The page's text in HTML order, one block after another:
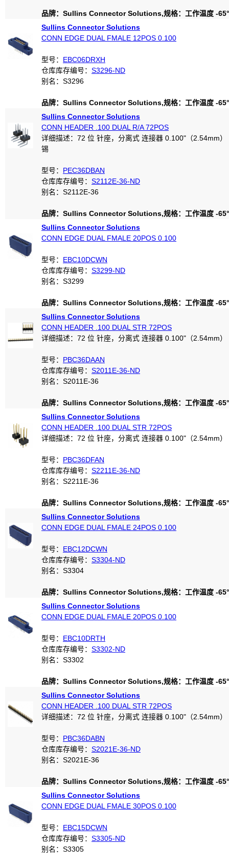
品牌：Sullins Connector Solutions,规格：工作温度 -
Sullins Connector Solutions
CONN EDGE DUAL FMALE 12POS 0.100
型号： EBC06DRXH
仓库库存编号： S3296-ND
别名：S3296
品牌：Sullins Connector Solutions,规格：工作温度 -
Sullins Connector Solutions
CONN HEADER .100 DUAL R/A 72POS
详细描述：72 位 针座，分离式 连接器 0.100"（2.54mm）
锡
型号： PEC36DBAN
仓库库存编号： S2112E-36-ND
别名：S2112E-36
品牌：Sullins Connector Solutions,规格：工作温度 -
Sullins Connector Solutions
CONN EDGE DUAL FMALE 20POS 0.100
型号： EBC10DCWN
仓库库存编号： S3299-ND
别名：S3299
品牌：Sullins Connector Solutions,规格：工作温度 -
Sullins Connector Solutions
CONN HEADER .100 DUAL STR 72POS
详细描述：72 位 针座，分离式 连接器 0.100"（2.54mm）
型号： PBC36DAAN
仓库库存编号： S2011E-36-ND
别名：S2011E-36
品牌：Sullins Connector Solutions,规格：工作温度 -
Sullins Connector Solutions
CONN HEADER .100 DUAL STR 72POS
详细描述：72 位 针座，分离式 连接器 0.100"（2.54mm）
型号： PBC36DFAN
仓库库存编号： S2211E-36-ND
别名：S2211E-36
品牌：Sullins Connector Solutions,规格：工作温度 -
Sullins Connector Solutions
CONN EDGE DUAL FMALE 24POS 0.100
型号： EBC12DCWN
仓库库存编号： S3304-ND
别名：S3304
品牌：Sullins Connector Solutions,规格：工作温度 -
Sullins Connector Solutions
CONN EDGE DUAL FMALE 20POS 0.100
型号： EBC10DRTH
仓库库存编号： S3302-ND
别名：S3302
品牌：Sullins Connector Solutions,规格：工作温度 -
Sullins Connector Solutions
CONN HEADER .100 DUAL STR 72POS
详细描述：72 位 针座，分离式 连接器 0.100"（2.54mm）
型号： PBC36DABN
仓库库存编号： S2021E-36-ND
别名：S2021E-36
品牌：Sullins Connector Solutions,规格：工作温度 -
Sullins Connector Solutions
CONN EDGE DUAL FMALE 30POS 0.100
型号： EBC15DCWN
仓库库存编号： S3305-ND
别名：S3305